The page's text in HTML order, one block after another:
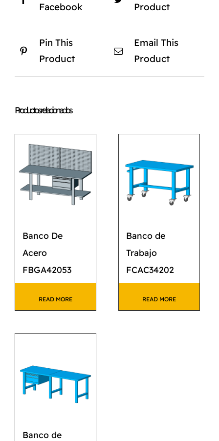
Facebook
Product
Pin This
Product
Email This
Product
Productos relacionados
Banco De
Acero
FBGA42053
READ MORE
Banco de
Trabajo
FCAC34202
READ MORE
Banco de